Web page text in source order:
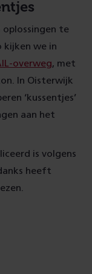
oplossingen te
kijken we in
overweg, met
In Oisterwijk
‘kussentjes’
aan het
is volgens
heeft